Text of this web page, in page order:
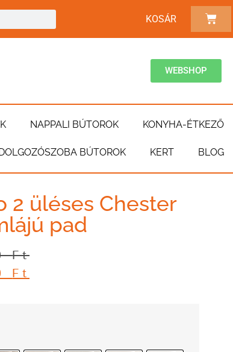
KOSÁR
WEBSHOP
NAPPALI BÚTOROK KONYHA-ÉTKEZŐ
BÚTOROK KERT BLOG
2 üléses Chester
pad
Ft
Ft